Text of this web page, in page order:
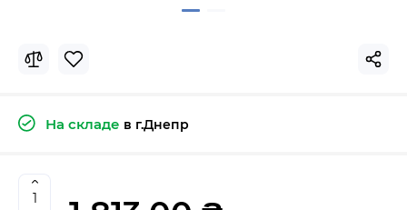
На складе в г.Днепр